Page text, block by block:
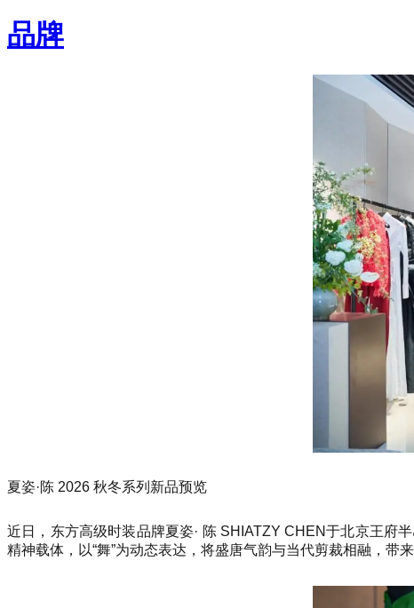
品牌
夏姿·陈 2026 秋冬系列新品预览
近日，东方高级时装品牌夏姿· 陈 SHIATZY CHEN于北京王府
精神载体，以“舞”为动态表达，将盛唐气韵与当代剪裁相融，带